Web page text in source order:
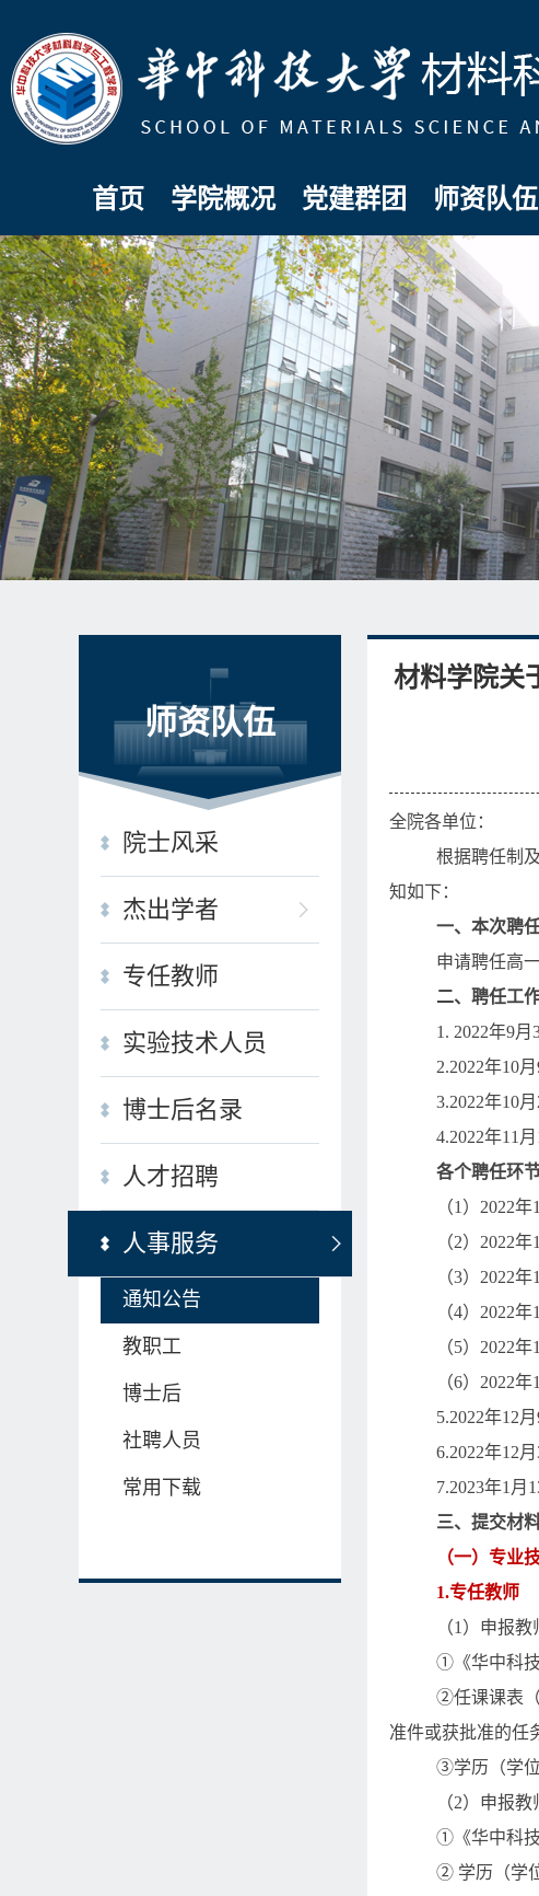
首页 学院概况 党建群团 师资队伍
师资队伍
院士风采
杰出学者
专任教师
实验技术人员
博士后名录
人才招聘
人事服务
通知公告
教职工
博士后
社聘人员
常用下载
材料学院关
全院各单位：
根据聘任制
知如下：
一、本次聘
申请聘任高
二、聘任工
1. 2022年9月
2.2022年10月
3.2022年10月
4.2022年11 月
各个聘任环
（1 ） 2022年
（2） 2022年
（3） 2022年
（4） 2022年
（5） 2022年
（6） 2022年
5.2022年12月
6.2022年12月
7.2023年1 月
三、提交材
（一）专业
1.专任教师
（1 ）申报教
①《华中科技
②任课课表
准件或获批准的任
③学历（学位
（2）申报教
①《华中科技
② 学历（学